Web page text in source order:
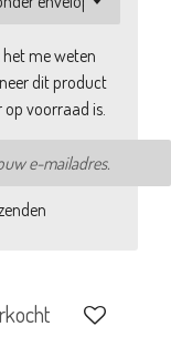
me weten
dit product
op voorraad is.